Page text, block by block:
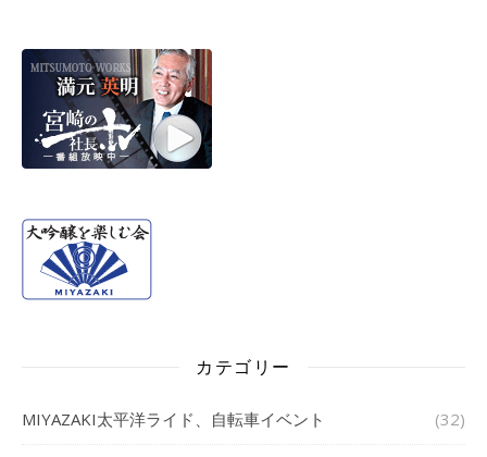
カテゴリー
MIYAZAKI太平洋ライド、自転車イベント (32)